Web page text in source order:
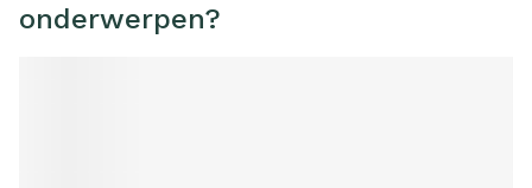
De punten kunnen ingeruild worden bij volgende
onderwerpen?